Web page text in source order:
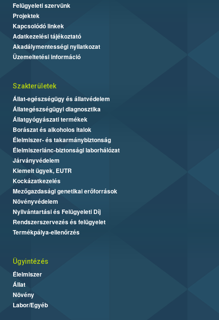
Felügyeleti szervünk
Projektek
Kapcsolódó linkek
Adatkezelési tájékoztató
Akadálymentességi nyilatkozat
Üzemeltetési információ
Szakterületek
Állat-egészségügy és állatvédelem
Állategészségügyi diagnosztika
Állatgyógyászati termékek
Borászat és alkoholos italok
Élelmiszer- és takarmánybiztonság
Élelmiszerlánc-biztonsági laborhálózat
Járványvédelem
Kiemelt ügyek, EUTR
Kockázatkezelés
Mezőgazdasági genetikai erőforrások
Növényvédelem
Nyilvántartási és Felügyeleti Díj
Rendszerszervezés és felügyelet
Termékpálya-ellenőrzés
Ügyintézés
Élelmiszer
Állat
Növény
Labor/Egyéb